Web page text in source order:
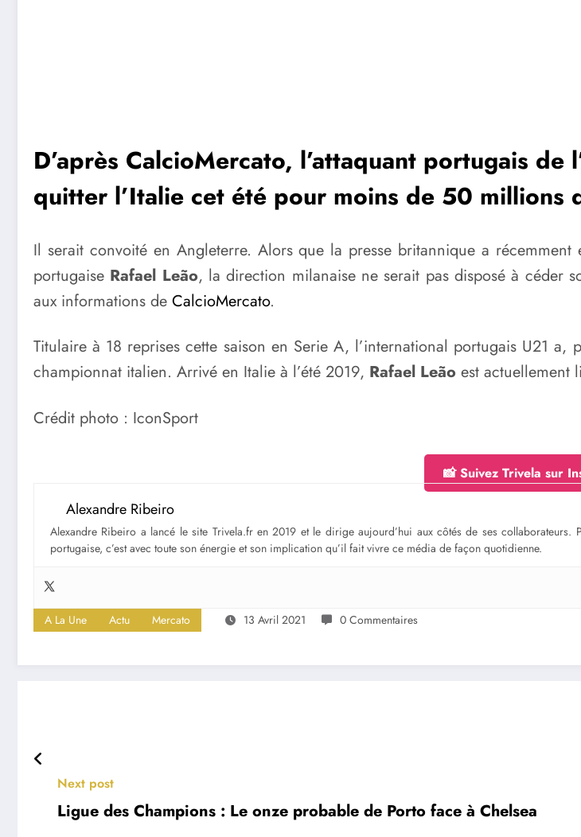
D’après CalcioMercato, l’attaquant portugais de
quitter l’Italie cet été pour moins de 50 millions
Il serait convoité en Angleterre. Alors que la presse britannique a
portugaise Rafael Leão, la direction milanaise ne serait pas disposé à céder
aux informations de CalcioMercato.
Titulaire à 18 reprises cette saison en Serie A, l’international portugais U21
championnat italien. Arrivé en Italie à l’été 2019, Rafael Leão est actuellement
Crédit photo : IconSport
📸 Suivez Trivela sur
Alexandre Ribeiro
Alexandre Ribeiro a lancé le site Trivela.fr en 2019 et le dirige aujourd’hui aux côtés de ses
portugaise, c’est avec toute son énergie et son implication qu’il fait vivre ce média de façon quotidienne.
A La Une Actu Mercato 13 Avril 2021 0 Commentaires
Next post
Ligue des Champions : Le onze probable de Porto face à Chelsea